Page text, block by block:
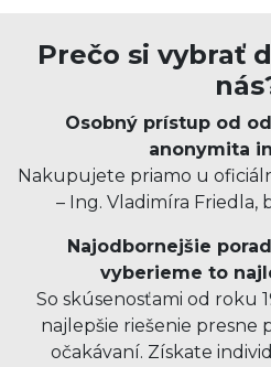
Prečo si vybrať
Osobný prístup od
anonymita
Nakupujete priamo u
– Ing. Vladimíra Friedla,
Najodbornejšie
vyberieme to
So skúsenosťami od roku
najlepšie riešenie presne
očakávaní. Získate